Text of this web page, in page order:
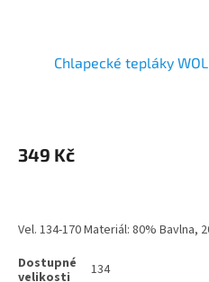
Chlapecké tepláky
349 Kč
Vel. 134-170 Materiál: 80% Bavlna,
134